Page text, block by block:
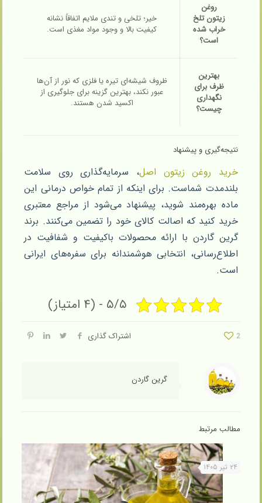
روغن
زیتون تلخ
خراب شده
است؟
خیر؛ تلخی و تندی ملایم اتفاقاً نشانه
کیفیت بالا و وجود مواد مغذی است.
بهترین
ظرف برای
نگهداری
چیست؟
ظروف شیشه‌ای تیره یا فلزی که نور از آن‌ها
عبور نکند، بهترین گزینه برای جلوگیری از
اکسید شدن هستند.
نتیجه‌گیری و پیشنهاد
خرید روغن زیتون اصل، سرمایه‌گذاری روی سلامت
بلندمدت شماست. برای اینکه از تمام خواص درمانی این
ماده بهره‌مند شوید، پیشنهاد می‌شود از مراجع معتبری
خرید کنید که اصالت کالای خود را تضمین می‌کنند. برند
گرین گاردن با ارائه محصولات باکیفیت و شفافیت در
اطلاع‌رسانی، انتخابی هوشمندانه برای سفره‌های ایرانی
است.
۵/۵ - (۴ امتیاز)
اشتراک گذاری 2
گرین گاردن
مطالب مرتبط
۲۴ تیر ۱۴۰۵